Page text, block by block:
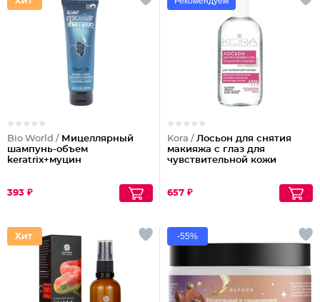
Bio World / Мицеллярный
шампунь-объем
keratrix+муцин
393 ₽
Kora / Лосьон для снятия
макияжа с глаз для
чувствительной кожи
657 ₽
-55%